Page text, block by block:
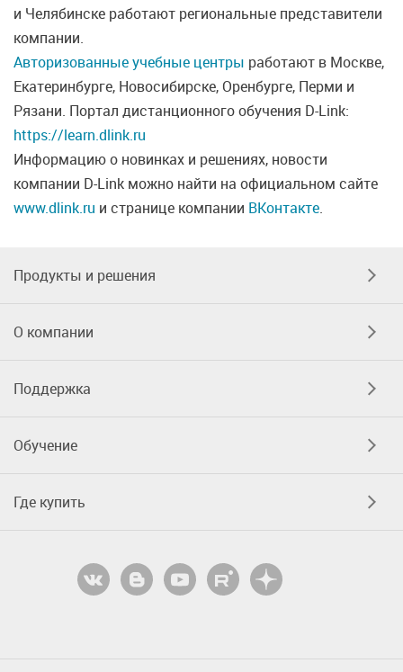
и Челябинске работают региональные представители
компании.
Авторизованные учебные центры работают в Москве,
Екатеринбурге, Новосибирске, Оренбурге, Перми и
Рязани. Портал дистанционного обучения D-Link:
https://learn.dlink.ru
Информацию о новинках и решениях, новости
компании D-Link можно найти на официальном сайте
www.dlink.ru и странице компании ВКонтакте.
Продукты и решения
О компании
Поддержка
Обучение
Где купить